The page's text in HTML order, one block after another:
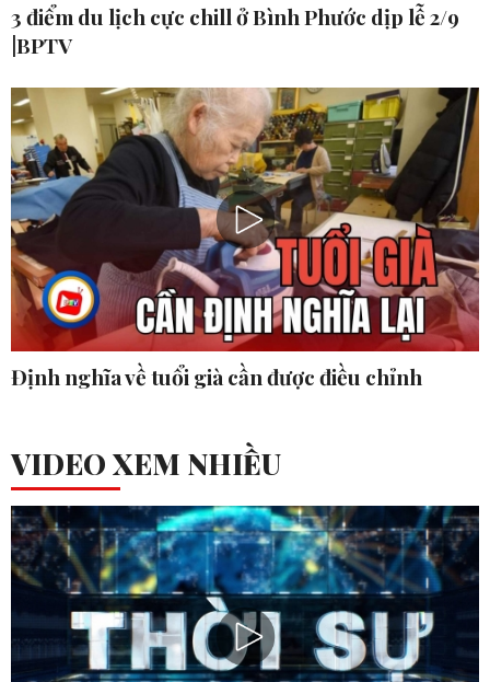
3 điểm du lịch cực chill ở Bình Phước dịp lễ 2/9
|BPTV
Định nghĩa về tuổi già cần được điều chỉnh
VIDEO XEM NHIỀU